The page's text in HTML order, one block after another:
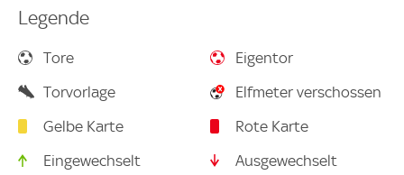
Legende
Tore
Eigentor
Torvorlage
Elfmeter verschossen
Gelbe Karte
Rote Karte
Eingewechselt
Ausgewechselt